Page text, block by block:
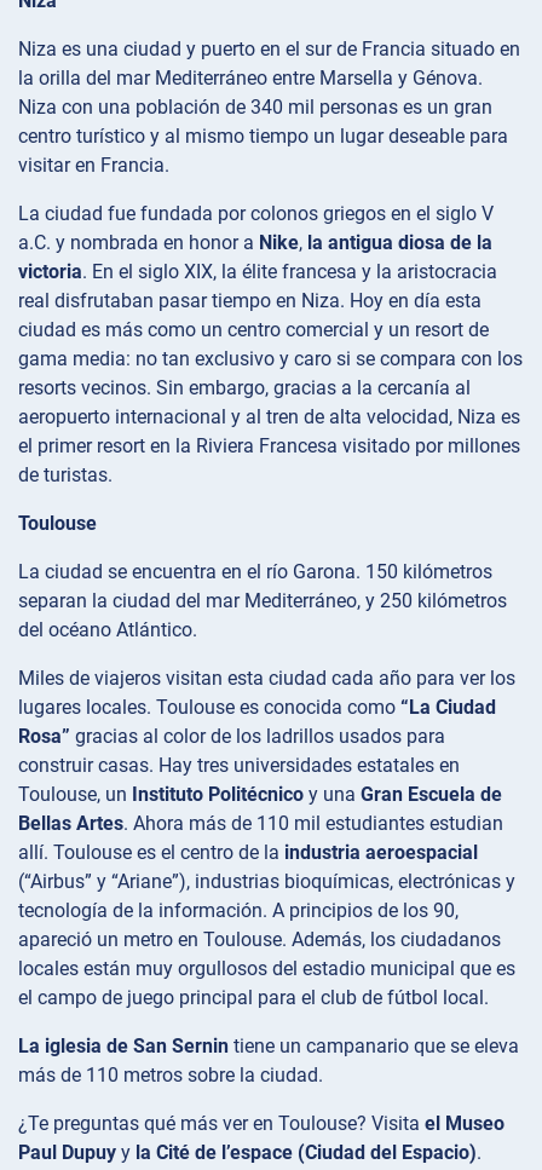
Niza es una ciudad y puerto en el sur de Francia situado en
la orilla del mar Mediterráneo entre Marsella y Génova.
Niza con una población de 340 mil personas es un gran
centro turístico y al mismo tiempo un lugar deseable para
visitar en Francia.
La ciudad fue fundada por colonos griegos en el siglo V
a.C. y nombrada en honor a Nike, la antigua diosa de la
victoria. En el siglo XIX, la élite francesa y la aristocracia
real disfrutaban pasar tiempo en Niza. Hoy en día esta
ciudad es más como un centro comercial y un resort de
gama media: no tan exclusivo y caro si se compara con los
resorts vecinos. Sin embargo, gracias a la cercanía al
aeropuerto internacional y al tren de alta velocidad, Niza es
el primer resort en la Riviera Francesa visitado por millones
de turistas.
Toulouse
La ciudad se encuentra en el río Garona. 150 kilómetros
separan la ciudad del mar Mediterráneo, y 250 kilómetros
del océano Atlántico.
Miles de viajeros visitan esta ciudad cada año para ver los
lugares locales. Toulouse es conocida como “La Ciudad
Rosa” gracias al color de los ladrillos usados para
construir casas. Hay tres universidades estatales en
Toulouse, un Instituto Politécnico y una Gran Escuela de
Bellas Artes. Ahora más de 110 mil estudiantes estudian
allí. Toulouse es el centro de la industria aeroespacial
(“Airbus” y “Ariane”), industrias bioquímicas, electrónicas y
tecnología de la información. A principios de los 90,
apareció un metro en Toulouse. Además, los ciudadanos
locales están muy orgullosos del estadio municipal que es
el campo de juego principal para el club de fútbol local.
La iglesia de San Sernin tiene un campanario que se eleva
más de 110 metros sobre la ciudad.
¿Te preguntas qué más ver en Toulouse? Visita el Museo
Paul Dupuy y la Cité de l’espace (Ciudad del Espacio).